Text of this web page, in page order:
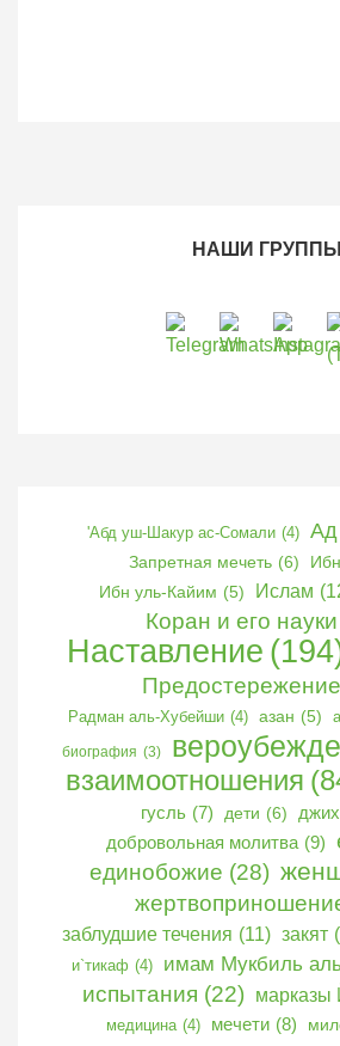
НАШИ ГРУППЫ
'Абд уш-Шакур ас-Сомали (4) Ад
Запретная мечеть (6)
Ибн уль-Кайим (5) Ислам
Коран и его науки
Наставление
Предостережение
Радман аль-Хубейши (4) азан (5)
биография (3)
взаимоотношения
гусль (7) дети (6)
добровольная молитва (9)
единобожие (28)
заблудшие течения (11) закят
и`тикаф (4) имам Мукбиль
испытания (22) марказы
медицина (4) мечети (8)